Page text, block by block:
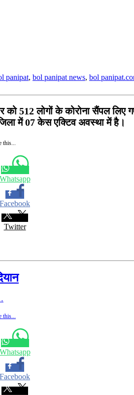
panipat, bol panipat news, bol
512 लोगों के कोरोना सैंपल
में 07 केस एक्टिव अवस्था में है।
this...
Whatsapp
Facebook
Twitter
this...
Whatsapp
Facebook